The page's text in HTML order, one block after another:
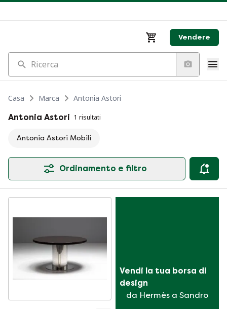
Vendere
Ricerca
Casa Marca
Antonia Astori
Antonia Astori 1 risultati
Antonia Astori Mobili
Ordinamento e filtro
Vendi la tua borsa di
design
da Hermès a Sandro